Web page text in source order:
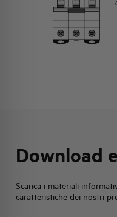
Download
Scarica i materiali
caratteristiche dei nostri